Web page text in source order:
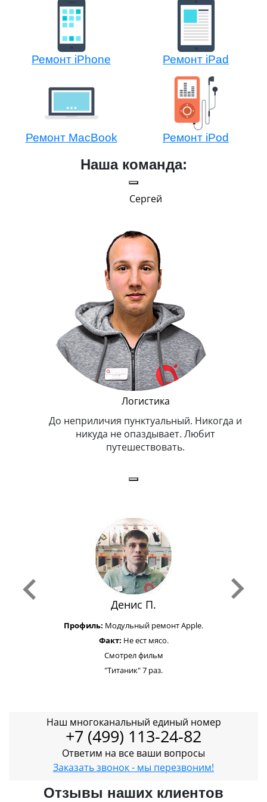
Ремонт iPhone Ремонт iPad
Ремонт MacBook Ремонт iPod
Наша команда:
Ростислав
Мастер модульного ремонта
Очень профессиональный и энергичный.
Умеет жонглировать Айфонами с
закрытыми глазами (не клиентскими).
Денис П.
Профиль: Модульный ремонт Apple.
Факт: Не ест мясо.
Смотрел фильм
"Титаник" 7 раз.
Наш многоканальный единый номер
+7 (499) 113-24-82
Ответим на все ваши вопросы
Заказать звонок - мы перезвоним!
Отзывы наших клиентов